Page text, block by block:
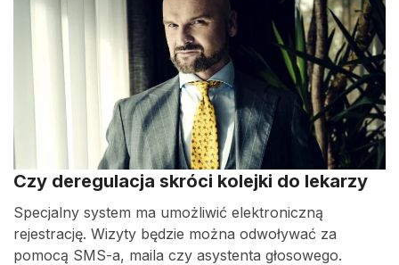
Czy deregulacja skróci kolejki do lekarzy
Specjalny system ma umożliwić elektroniczną
rejestrację. Wizyty będzie można odwoływać za
pomocą SMS-a, maila czy asystenta głosowego.